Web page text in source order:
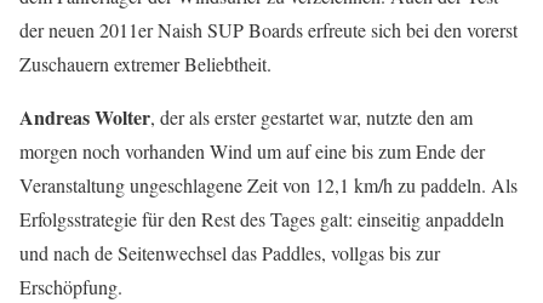
der neuen 2011er Naish SUP Boards erfreute sich bei den vorerst
Zuschauern extremer Beliebtheit.
Andreas Wolter, der als erster gestartet war, nutzte den am
morgen noch vorhanden Wind um auf eine bis zum Ende der
Veranstaltung ungeschlagene Zeit von 12,1 km/h zu paddeln. Als
Erfolgsstrategie für den Rest des Tages galt: einseitig anpaddeln
und nach de Seitenwechsel das Paddles, vollgas bis zur
Erschöpfung.